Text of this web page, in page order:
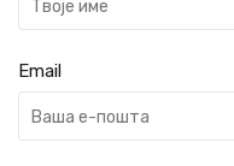
Email